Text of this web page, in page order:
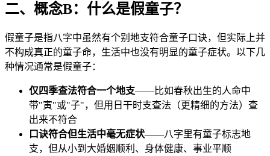
二、概念B：什么是假童子？
假童子是指八字中虽然有个别地支符合童子口诀，但实际上并
不构成真正的童子命，生活中也没有明显的童子症状。以下几
种情况通常是假童子：
仅四季查法符合一个地支——比如春秋出生的人命中
带"寅"或"子"，但用日干时支查法（更精细的方法）查
出来不符合
口诀符合但生活中毫无症状——八字里有童子标志地
支，但从小到大婚姻顺利、身体健康、事业平顺